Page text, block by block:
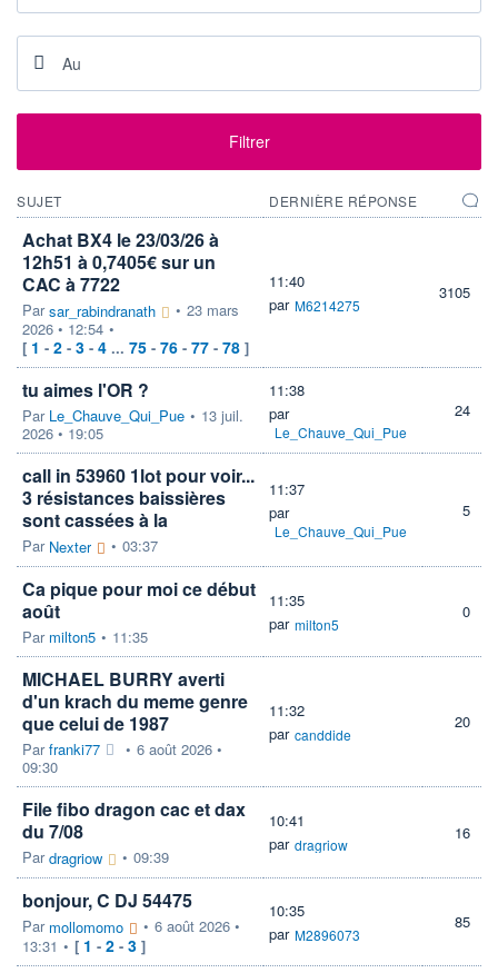
Filtrer
SUJET DERNIÈRE RÉPONSE
Achat BX4 le 23/03/26 à
12h51 à 0,7405€ sur un
CAC à 7722
Parsar_rabindranath • 23 mars
2026 • 12:54 •
[ 1 - 2 - 3 - 4 ... 75 - 76 - 77 - 78 ]
11:40
par M6214275
3105
tu aimes l'OR ?
Par Le_Chauve_Qui_Pue • 13 juil.
2026 • 19:05
11:38
par
Le_Chauve_Qui_Pue
24
call in 53960 1lot pour voir...
3 résistances baissières
sont cassées à la
Par Nexter • 03:37
11:37
par
Le_Chauve_Qui_Pue
5
Ca pique pour moi ce début
août
Par milton5 • 11:35
11:35
par milton5
0
MICHAEL BURRY averti
d'un krach du meme genre
que celui de 1987
Parfranki77 • 6 août 2026 •
09:30
11:32
par canddide
20
File fibo dragon cac et dax
du 7/08
Pardragriow • 09:39
10:41
par dragriow
16
bonjour, C DJ 54475
Par mollomomo • 6 août 2026 •
13:31 • [ 1 - 2 - 3 ]
10:35
par M2896073
85